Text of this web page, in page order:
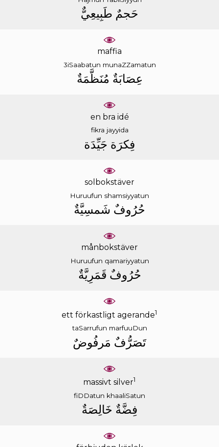
ﺣَﺠﻢٌ ﻃَﺒِﻴﻌِﻲٌّ
maffia
3iSaabatun munaZZamatun
ﻋِﺼَﺎﺑَﺔٌ ﻣُﻨَﻈَّﻤَﺔٌ
en bra idé
fikra jayyida
ﻓِﻜﺮَﺓ ﺟَﻴِّﺪَﺓ
solbokstäver
Huruufun shamsiyyatun
ﺣُﺮُﻭﻑٌ ﺷَﻤﺴِﻴَّﺔٌ
månbokstäver
Huruufun qamariyyatun
ﺣُﺮُﻭﻑٌ ﻗَﻤَﺮِﻳَّﺔٌ
ett förkastligt agerande1
taSarrufun marfuuDun
ﺗَﺼَﺮُّﻑٌ ﻣَﺮﻓُﻮﺽٌ
massivt silver1
fiDDatun khaaliSatun
ﻓِﻀَّﺔٌ ﺧَﺎﻟِﺼَﺔٌ